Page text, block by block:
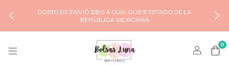
COSTO DE ENVIÓ $350 A CUALQUIER ESTADO DE LA
REPÚBLICA MEXICANA
0